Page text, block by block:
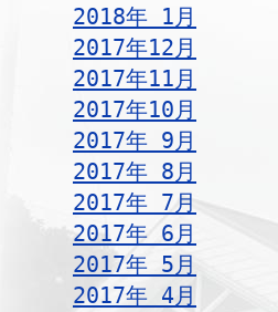
2018年 1月
2017年12月
2017年11月
2017年10月
2017年 9月
2017年 8月
2017年 7月
2017年 6月
2017年 5月
2017年 4月